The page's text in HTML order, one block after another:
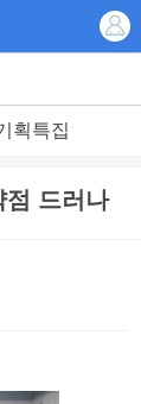
획특집
점 드러나